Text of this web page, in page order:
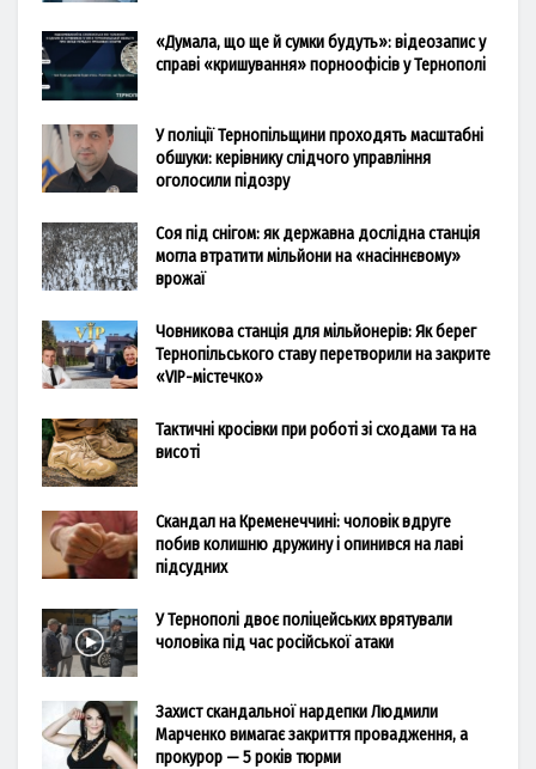
«Думала, що ще й сумки будуть»: відеозапис у
справі «кришування» порноофісів у Тернополі
У поліції Тернопільщини проходять масштабні
обшуки: керівнику слідчого управління
оголосили підозру
Соя під снігом: як державна дослідна станція
могла втратити мільйони на «насіннєвому»
врожаї
Човникова станція для мільйонерів: Як берег
Тернопільського ставу перетворили на закрите
«VIP-містечко»
Тактичні кросівки при роботі зі сходами та на
висоті
Скандал на Кременеччині: чоловік вдруге
побив колишню дружину і опинився на лаві
підсудних
У Тернополі двоє поліцейських врятували
чоловіка під час російської атаки
Захист скандальної нардепки Людмили
Марченко вимагає закриття провадження, а
прокурор — 5 років тюрми